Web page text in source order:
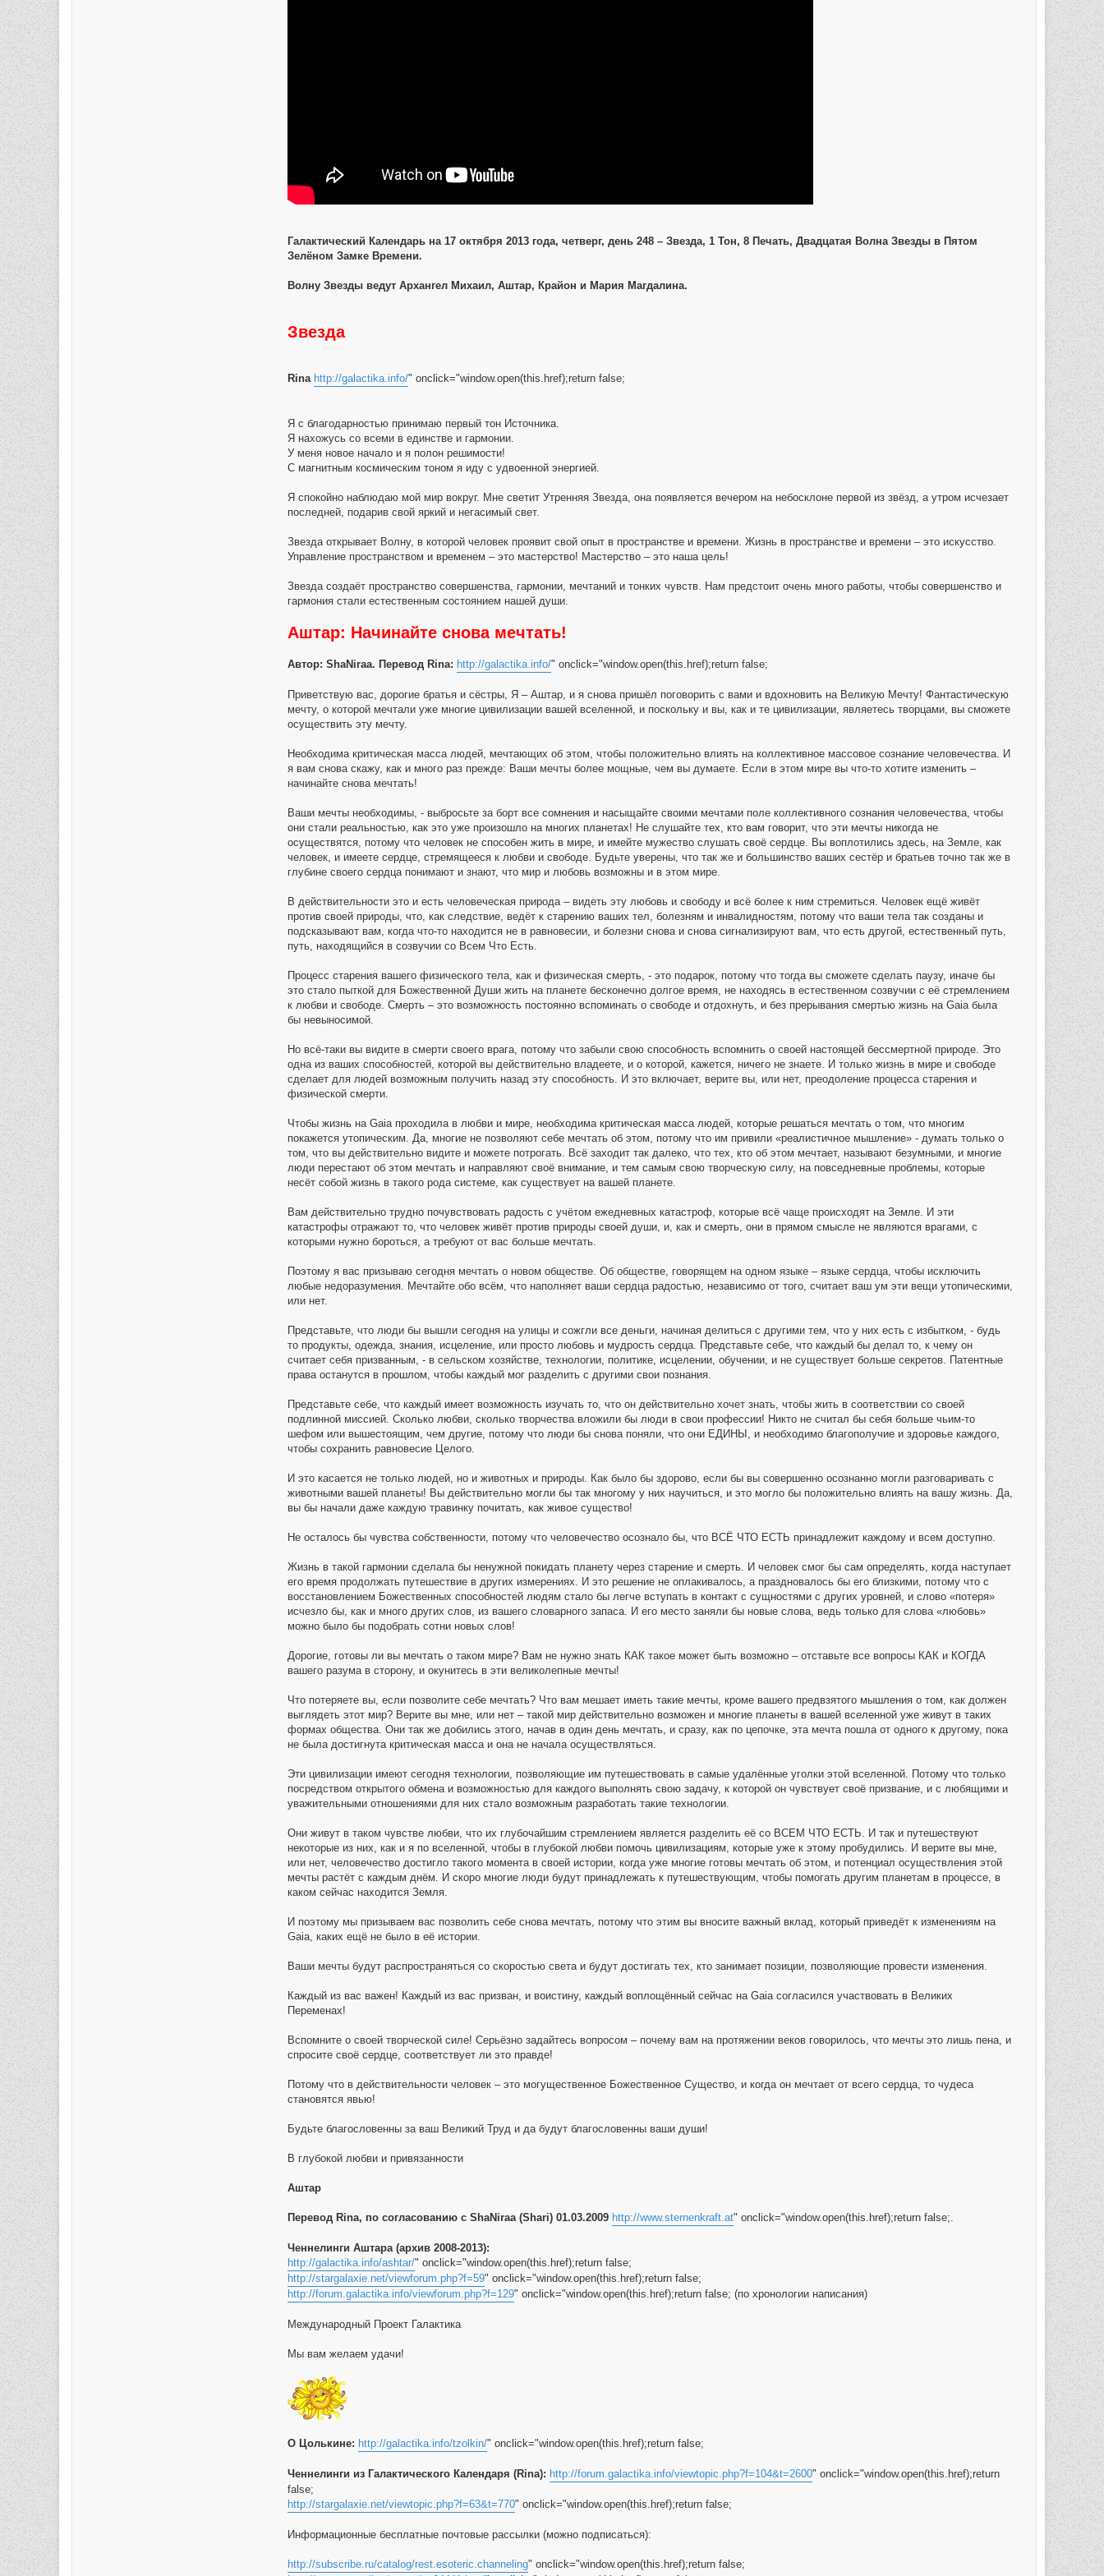
Галактический Календарь на 17 октября 2013 года, четверг, день 248 – Звезда, 1 Тон, 8 Печать, Двадцатая Волна Звезды в Пятом
Зелёном Замке Времени.
Волну Звезды ведут Архангел Михаил, Аштар, Крайон и Мария Магдалина.
Звезда
Rina http://galactika.info/" onclick="window.open(this.href);return false;
Я с благодарностью принимаю первый тон Источника.
Я нахожусь со всеми в единстве и гармонии.
У меня новое начало и я полон решимости!
С магнитным космическим тоном я иду с удвоенной энергией.
Я спокойно наблюдаю мой мир вокруг. Мне светит Утренняя Звезда, она появляется вечером на небосклоне первой из звёзд, а утром исчезает
последней, подарив свой яркий и негасимый свет.
Звезда открывает Волну, в которой человек проявит свой опыт в пространстве и времени. Жизнь в пространстве и времени – это искусство.
Управление пространством и временем – это мастерство! Мастерство – это наша цель!
Звезда создаёт пространство совершенства, гармонии, мечтаний и тонких чувств. Нам предстоит очень много работы, чтобы совершенство и
гармония стали естественным состоянием нашей души.
Аштар: Начинайте снова мечтать!
Автор: ShaNiraa. Перевод Rina: http://galactika.info/" onclick="window.open(this.href);return false;
Приветствую вас, дорогие братья и сёстры, Я – Аштар, и я снова пришёл поговорить с вами и вдохновить на Великую Мечту! Фантастическую
мечту, о которой мечтали уже многие цивилизации вашей вселенной, и поскольку и вы, как и те цивилизации, являетесь творцами, вы сможете
осуществить эту мечту.
Необходима критическая масса людей, мечтающих об этом, чтобы положительно влиять на коллективное массовое сознание человечества. И
я вам снова скажу, как и много раз прежде: Ваши мечты более мощные, чем вы думаете. Если в этом мире вы что-то хотите изменить –
начинайте снова мечтать!
Ваши мечты необходимы, - выбросьте за борт все сомнения и насыщайте своими мечтами поле коллективного сознания человечества, чтобы
они стали реальностью, как это уже произошло на многих планетах! Не слушайте тех, кто вам говорит, что эти мечты никогда не
осуществятся, потому что человек не способен жить в мире, и имейте мужество слушать своё сердце. Вы воплотились здесь, на Земле, как
человек, и имеете сердце, стремящееся к любви и свободе. Будьте уверены, что так же и большинство ваших сестёр и братьев точно так же в
глубине своего сердца понимают и знают, что мир и любовь возможны и в этом мире.
В действительности это и есть человеческая природа – видеть эту любовь и свободу и всё более к ним стремиться. Человек ещё живёт
против своей природы, что, как следствие, ведёт к старению ваших тел, болезням и инвалидностям, потому что ваши тела так созданы и
подсказывают вам, когда что-то находится не в равновесии, и болезни снова и снова сигнализируют вам, что есть другой, естественный путь,
путь, находящийся в созвучии со Всем Что Есть.
Процесс старения вашего физического тела, как и физическая смерть, - это подарок, потому что тогда вы сможете сделать паузу, иначе бы
это стало пыткой для Божественной Души жить на планете бесконечно долгое время, не находясь в естественном созвучии с её стремлением
к любви и свободе. Смерть – это возможность постоянно вспоминать о свободе и отдохнуть, и без прерывания смертью жизнь на Gaia была
бы невыносимой.
Но всё-таки вы видите в смерти своего врага, потому что забыли свою способность вспомнить о своей настоящей бессмертной природе. Это
одна из ваших способностей, которой вы действительно владеете, и о которой, кажется, ничего не знаете. И только жизнь в мире и свободе
сделает для людей возможным получить назад эту способность. И это включает, верите вы, или нет, преодоление процесса старения и
физической смерти.
Чтобы жизнь на Gaia проходила в любви и мире, необходима критическая масса людей, которые решаться мечтать о том, что многим
покажется утопическим. Да, многие не позволяют себе мечтать об этом, потому что им привили «реалистичное мышление» - думать только о
том, что вы действительно видите и можете потрогать. Всё заходит так далеко, что тех, кто об этом мечтает, называют безумными, и многие
люди перестают об этом мечтать и направляют своё внимание, и тем самым свою творческую силу, на повседневные проблемы, которые
несёт собой жизнь в такого рода системе, как существует на вашей планете.
Вам действительно трудно почувствовать радость с учётом ежедневных катастроф, которые всё чаще происходят на Земле. И эти
катастрофы отражают то, что человек живёт против природы своей души, и, как и смерть, они в прямом смысле не являются врагами, с
которыми нужно бороться, а требуют от вас больше мечтать.
Поэтому я вас призываю сегодня мечтать о новом обществе. Об обществе, говорящем на одном языке – языке сердца, чтобы исключить
любые недоразумения. Мечтайте обо всём, что наполняет ваши сердца радостью, независимо от того, считает ваш ум эти вещи утопическими,
или нет.
Представьте, что люди бы вышли сегодня на улицы и сожгли все деньги, начиная делиться с другими тем, что у них есть с избытком, - будь
то продукты, одежда, знания, исцеление, или просто любовь и мудрость сердца. Представьте себе, что каждый бы делал то, к чему он
считает себя призванным, - в сельском хозяйстве, технологии, политике, исцелении, обучении, и не существует больше секретов. Патентные
права останутся в прошлом, чтобы каждый мог разделить с другими свои познания.
Представьте себе, что каждый имеет возможность изучать то, что он действительно хочет знать, чтобы жить в соответствии со своей
подлинной миссией. Сколько любви, сколько творчества вложили бы люди в свои профессии! Никто не считал бы себя больше чьим-то
шефом или вышестоящим, чем другие, потому что люди бы снова поняли, что они ЕДИНЫ, и необходимо благополучие и здоровье каждого,
чтобы сохранить равновесие Целого.
И это касается не только людей, но и животных и природы. Как было бы здорово, если бы вы совершенно осознанно могли разговаривать с
животными вашей планеты! Вы действительно могли бы так многому у них научиться, и это могло бы положительно влиять на вашу жизнь. Да,
вы бы начали даже каждую травинку почитать, как живое существо!
Не осталось бы чувства собственности, потому что человечество осознало бы, что ВСЁ ЧТО ЕСТЬ принадлежит каждому и всем доступно.
Жизнь в такой гармонии сделала бы ненужной покидать планету через старение и смерть. И человек смог бы сам определять, когда наступает
его время продолжать путешествие в других измерениях. И это решение не оплакивалось, а праздновалось бы его близкими, потому что с
восстановлением Божественных способностей людям стало бы легче вступать в контакт с сущностями с других уровней, и слово «потеря»
исчезло бы, как и много других слов, из вашего словарного запаса. И его место заняли бы новые слова, ведь только для слова «любовь»
можно было бы подобрать сотни новых слов!
Дорогие, готовы ли вы мечтать о таком мире? Вам не нужно знать КАК такое может быть возможно – отставьте все вопросы КАК и КОГДА
вашего разума в сторону, и окунитесь в эти великолепные мечты!
Что потеряете вы, если позволите себе мечтать? Что вам мешает иметь такие мечты, кроме вашего предвзятого мышления о том, как должен
выглядеть этот мир? Верите вы мне, или нет – такой мир действительно возможен и многие планеты в вашей вселенной уже живут в таких
формах общества. Они так же добились этого, начав в один день мечтать, и сразу, как по цепочке, эта мечта пошла от одного к другому, пока
не была достигнута критическая масса и она не начала осуществляться.
Эти цивилизации имеют сегодня технологии, позволяющие им путешествовать в самые удалённые уголки этой вселенной. Потому что только
посредством открытого обмена и возможностью для каждого выполнять свою задачу, к которой он чувствует своё призвание, и с любящими и
уважительными отношениями для них стало возможным разработать такие технологии.
Они живут в таком чувстве любви, что их глубочайшим стремлением является разделить её со ВСЕМ ЧТО ЕСТЬ. И так и путешествуют
некоторые из них, как и я по вселенной, чтобы в глубокой любви помочь цивилизациям, которые уже к этому пробудились. И верите вы мне,
или нет, человечество достигло такого момента в своей истории, когда уже многие готовы мечтать об этом, и потенциал осуществления этой
мечты растёт с каждым днём. И скоро многие люди будут принадлежать к путешествующим, чтобы помогать другим планетам в процессе, в
каком сейчас находится Земля.
И поэтому мы призываем вас позволить себе снова мечтать, потому что этим вы вносите важный вклад, который приведёт к изменениям на
Gaia, каких ещё не было в её истории.
Ваши мечты будут распространяться со скоростью света и будут достигать тех, кто занимает позиции, позволяющие провести изменения.
Каждый из вас важен! Каждый из вас призван, и воистину, каждый воплощённый сейчас на Gaia согласился участвовать в Великих
Переменах!
Вспомните о своей творческой силе! Серьёзно задайтесь вопросом – почему вам на протяжении веков говорилось, что мечты это лишь пена, и
спросите своё сердце, соответствует ли это правде!
Потому что в действительности человек – это могущественное Божественное Существо, и когда он мечтает от всего сердца, то чудеса
становятся явью!
Будьте благословенны за ваш Великий Труд и да будут благословенны ваши души!
В глубокой любви и привязанности
Аштар
Перевод Rina, по согласованию с ShaNiraa (Shari) 01.03.2009 http://www.sternenkraft.at" onclick="window.open(this.href);return false;.
Ченнелинги Аштара (архив 2008-2013):
http://galactika.info/ashtar/" onclick="window.open(this.href);return false;
http://stargalaxie.net/viewforum.php?f=59" onclick="window.open(this.href);return false;
http://forum.galactika.info/viewforum.php?f=129" onclick="window.open(this.href);return false; (по хронологии написания)
Международный Проект Галактика
Мы вам желаем удачи!
О Цолькине: http://galactika.info/tzolkin/" onclick="window.open(this.href);return false;
Ченнелинги из Галактического Календаря (Rina): http://forum.galactika.info/viewtopic.php?f=104&t=2600" onclick="window.open(this.href);return
false;
http://stargalaxie.net/viewtopic.php?f=63&t=770" onclick="window.open(this.href);return false;
Информационные бесплатные почтовые рассылки (можно подписаться):
http://subscribe.ru/catalog/rest.esoteric.channeling" onclick="window.open(this.href);return false;